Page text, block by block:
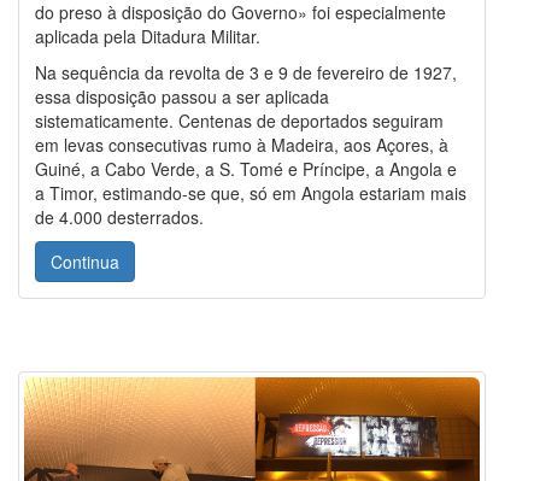
do preso à disposição do Governo» foi especialmente
aplicada pela Ditadura Militar.
Na sequência da revolta de 3 e 9 de fevereiro de 1927,
essa disposição passou a ser aplicada
sistematicamente. Centenas de deportados seguiram
em levas consecutivas rumo à Madeira, aos Açores, à
Guiné, a Cabo Verde, a S. Tomé e Príncipe, a Angola e
a Timor, estimando-se que, só em Angola estariam mais
de 4.000 desterrados.
Continua